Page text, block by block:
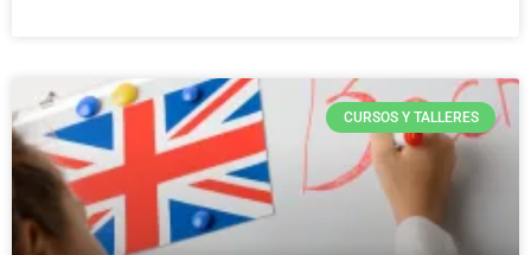
CURSOS Y TALLERES